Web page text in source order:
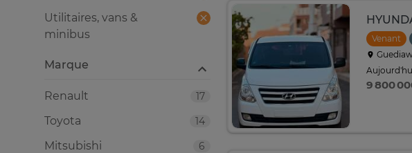
Venant
9 800
Utilitaires, vans &
minibus
Marque
17
Renault
14
Toyota
6
Mitsubishi